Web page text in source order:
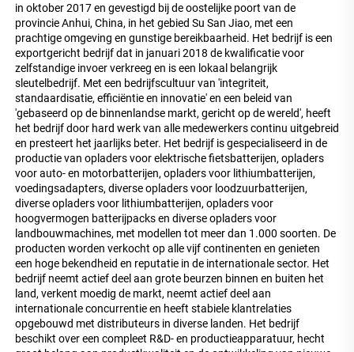
in oktober 2017 en gevestigd bij de oostelijke poort van de
provincie Anhui, China, in het gebied Su San Jiao, met een
prachtige omgeving en gunstige bereikbaarheid. Het bedrijf is een
exportgericht bedrijf dat in januari 2018 de kwalificatie voor
zelfstandige invoer verkreeg en is een lokaal belangrijk
sleutelbedrijf. Met een bedrijfscultuur van 'integriteit,
standaardisatie, efficiëntie en innovatie' en een beleid van
'gebaseerd op de binnenlandse markt, gericht op de wereld', heeft
het bedrijf door hard werk van alle medewerkers continu uitgebreid
en presteert het jaarlijks beter. Het bedrijf is gespecialiseerd in de
productie van opladers voor elektrische fietsbatterijen, opladers
voor auto- en motorbatterijen, opladers voor lithiumbatterijen,
voedingsadapters, diverse opladers voor loodzuurbatterijen,
diverse opladers voor lithiumbatterijen, opladers voor
hoogvermogen batterijpacks en diverse opladers voor
landbouwmachines, met modellen tot meer dan 1.000 soorten. De
producten worden verkocht op alle vijf continenten en genieten
een hoge bekendheid en reputatie in de internationale sector. Het
bedrijf neemt actief deel aan grote beurzen binnen en buiten het
land, verkent moedig de markt, neemt actief deel aan
internationale concurrentie en heeft stabiele klantrelaties
opgebouwd met distributeurs in diverse landen. Het bedrijf
beschikt over een compleet R&D- en productieapparatuur, hecht